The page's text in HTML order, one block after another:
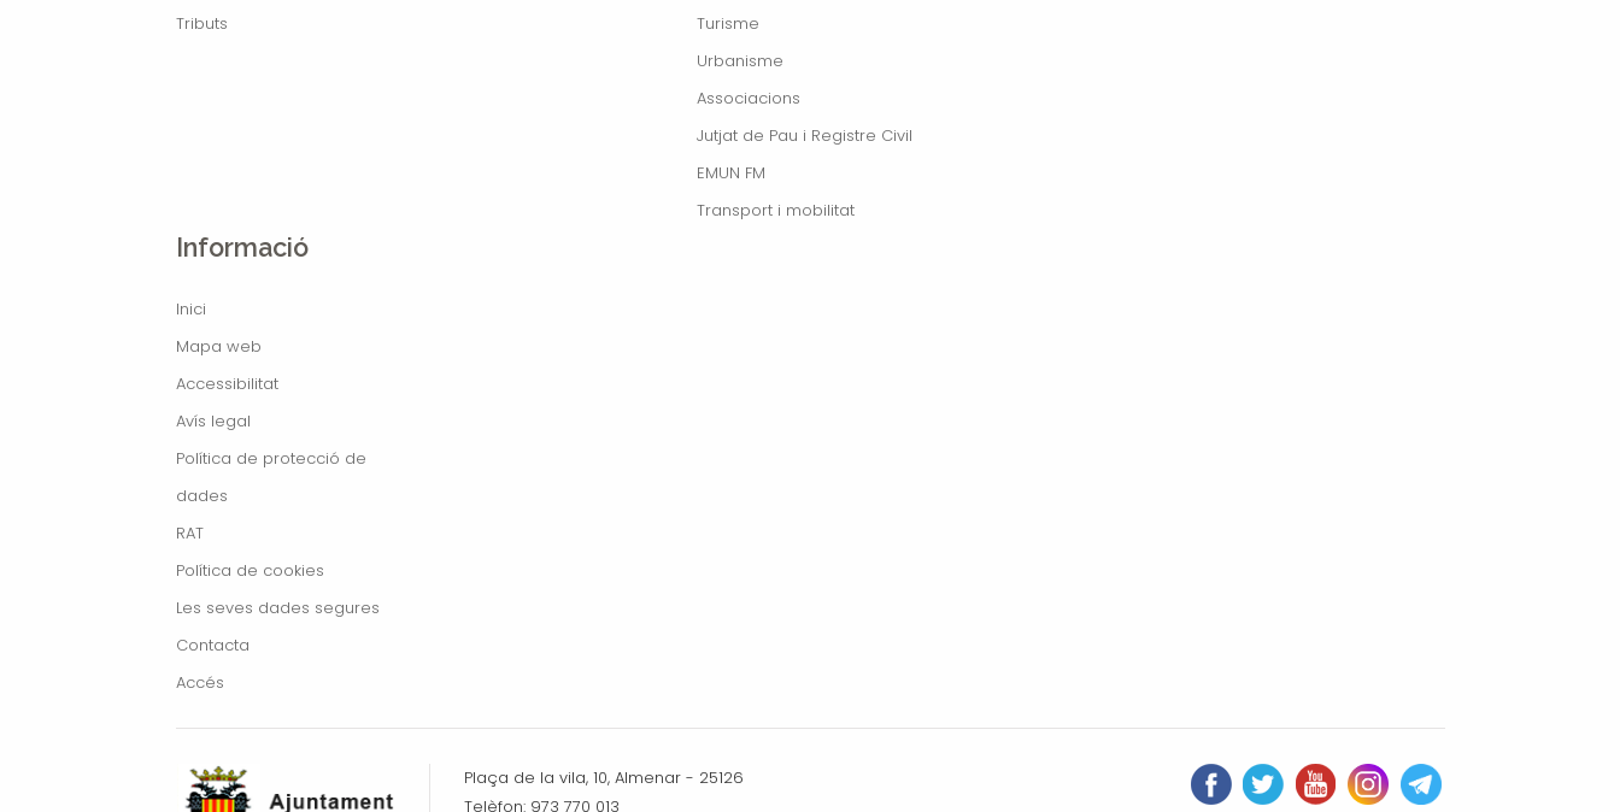
Tributs
Turisme
Urbanisme
Associacions
Jutjat de Pau i Registre Civil
EMUN FM
Transport i mobilitat
Informació
Inici
Mapa web
Accessibilitat
Avís legal
Política de protecció de
dades
RAT
Política de cookies
Les seves dades segures
Contacta
Accés
Plaça de la vila, 10, Almenar - 25126
Telèfon: 973 770 013